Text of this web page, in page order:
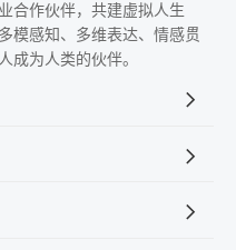
合作伙伴，共建虚拟人生
模感知、多维表达、情感贯
成为人类的伙伴。